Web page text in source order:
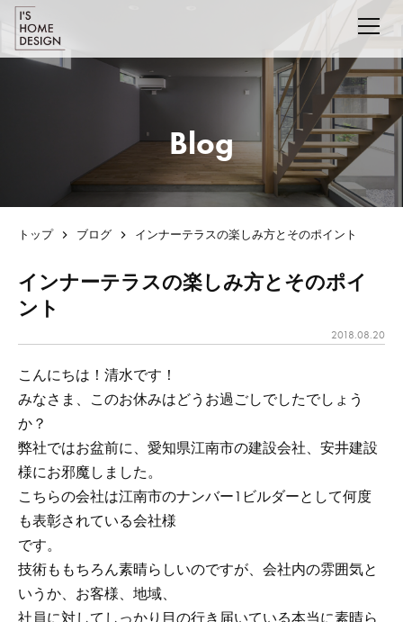
Blog
トップ ブログ インナーテラスの楽しみ方とそのポイント
インナーテラスの楽しみ方とそのポイ
ント
2018.08.20
こんにちは！清水です！
みなさま、このお休みはどうお過ごしでしたでしょう
か？
弊社ではお盆前に、愛知県江南市の建設会社、安井建設
様にお邪魔しました。
こちらの会社は江南市のナンバー1ビルダーとして何度
も表彰されている会社様
です。
技術ももちろん素晴らしいのですが、会社内の雰囲気と
いうか、お客様、地域、
社員に対してしっかり目の行き届いている本当に素晴ら